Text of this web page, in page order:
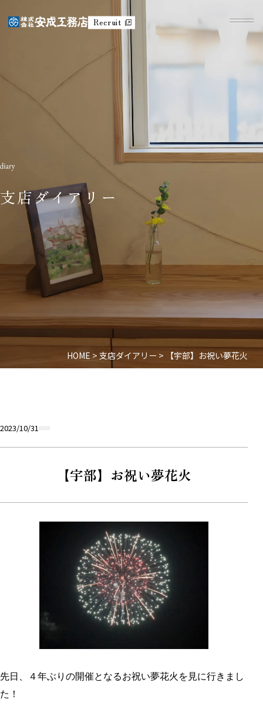
Recruit
支店ダイアリー
HOME>支店ダイアリー > 【宇部】お祝い夢花火
2023/10/31
【宇部】お祝い夢花火
先日、４年ぶりの開催となるお祝い夢花火を見に行きまし
た！